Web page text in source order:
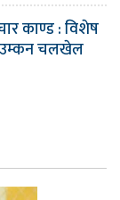
काण्ड : विशेष
उम्कन चलखेल